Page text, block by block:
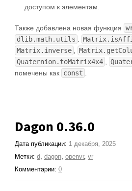
доступом к элементам.
Также добавлена новая функция
dlib.math.utils
Matrix.inverse
Quaternion.toMatrix4x4
помечены как const
Dagon 0.36.0
Дата публикации: 1 декабря, 2025
Метки: d, dagon, openvr, vr
Комментарии: 0